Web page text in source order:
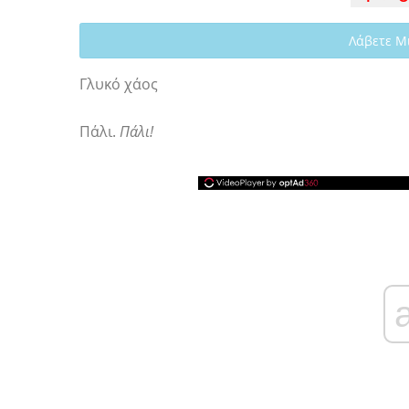
Λάβετε
Γλυκό χάος
Πάλι. Πάλι!